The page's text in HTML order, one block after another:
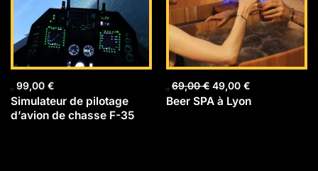
99,00 €
Simulateur de pilotage
d’avion de chasse F-35
69,00€ 49,00 €
Beer SPA à Lyon